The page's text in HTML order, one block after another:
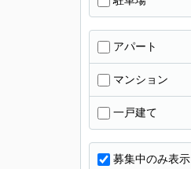
アパート
マンション
一戸建て
募集中のみ表示